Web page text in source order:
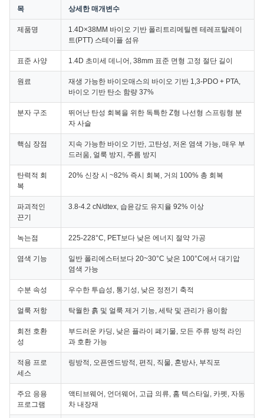
목 상세한 매개변수
제품명
1.4D×38MM 바이오 기반 폴리트리메틸렌 테레프탈레이
트(PTT) 스테이플 섬유
표준 사양 1.4D 초미세 데니어, 38mm 표준 면형 고정 절단 길이
원료
재생 가능한 바이오매스의 바이오 기반 1,3-PDO + PTA,
바이오 기반 탄소 함량 37%
분자 구조
뛰어난 탄성 회복을 위한 독특한 Z형 나선형 스프링형 분
자 사슬
핵심 장점
지속 가능한 바이오 기반, 고탄성, 저온 염색 가능, 매우 부
드러움, 얼룩 방지, 주름 방지
탄력적 회
복
20% 신장 시 ~82% 즉시 회복, 거의 100% 총 회복
파괴적인
끈기
3.8-4.2 cN/dtex, 습윤강도 유지율 92% 이상
녹는점 225-228°C, PET보다 낮은 에너지 절약 가공
염색 기능
일반 폴리에스터보다 20~30°C 낮은 100°C에서 대기압
염색 가능
수분 속성 우수한 투습성, 통기성, 낮은 정전기 축적
얼룩 저항 탁월한 흙 및 얼룩 제거 기능, 세탁 및 관리가 용이함
회전 호환
성
부드러운 카딩, 낮은 플라이 폐기물, 모든 주류 방적 라인
과 호환 가능
적용 프로
세스
링방적, 오픈엔드방적, 편직, 직물, 혼방사, 부직포
주요 응용
프로그램
액티브웨어, 언더웨어, 고급 의류, 홈 텍스타일, 카펫, 자동
차 내장재